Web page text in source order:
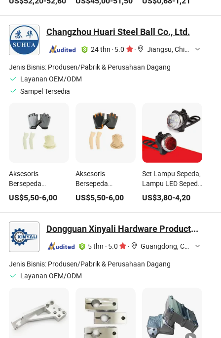
Mobil Listrik
untuk Daya Tahan
yang Lebih Kuat
Changzhou Huari Steel Ball Co., Ltd.
24 thn · 5.0 ·
Jiangsu, China
Jenis Bisnis: Produsen/Pabrik & Perusahaan Dagang
Layanan OEM/ODM
Sampel Tersedia
Aksesoris
Bersepeda
Perlindungan
Matahari Gaya
Baru Pabrik untuk
Pria Wanita Lengan
Es Pita Kepala
Sarung Tangan 3-
in-1set
US$5,50-6,00
Aksesoris
Bersepeda
Olahraga Luar
Ruangan Anti Selip
Grosir Pelindung
Lengan Unisex
Angin Set Sarung
Tangan Headband
3-in-1
US$5,50-6,00
Set Lampu Sepeda,
Lampu LED Sepeda
yang Dapat Diisi
Ulang Melalui USB,
Lampu Depan dan
Belakang Sepeda
Tahan Air,
Aksesoris Sepeda
US$3,80-4,20
Dongguan Xinyali Hardware Products Co., Ltd.
5 thn · 5.0 ·
Guangdong, China
Jenis Bisnis: Produsen/Pabrik & Perusahaan Dagang
Layanan OEM/ODM